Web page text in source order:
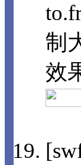
制
效